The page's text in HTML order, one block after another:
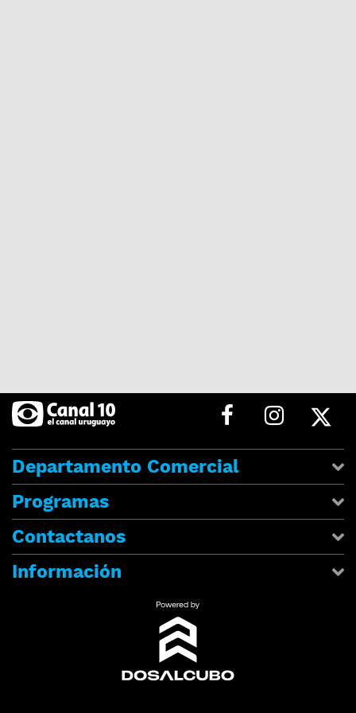
Departamento Comercial
Programas
Contactanos
Información